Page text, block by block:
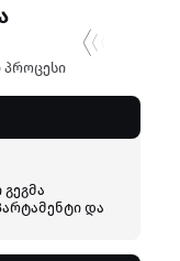
პროცესი
და